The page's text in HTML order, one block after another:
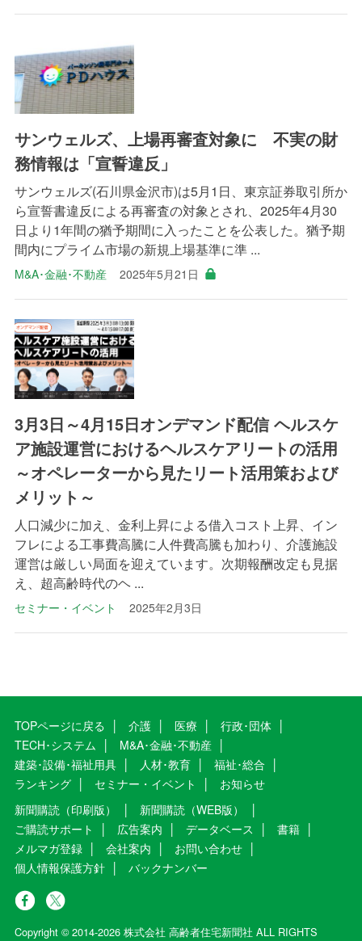
サンウェルズ、上場再審査対象に 不実の財
務情報は「宣誓違反」
サンウェルズ(石川県金沢市)は5月1日、東京証券取引所か
ら宣誓書違反による再審査の対象とされ、2025年4月30
日より1年間の猶予期間に入ったことを公表した。猶予期
間内にプライム市場の新規上場基準に準 ...
M&A･金融･不動産 2025年5月21日
3月3日～4月15日オンデマンド配信 ヘルスケ
ア施設運営におけるヘルスケアリートの活用
～オペレーターから見たリート活用策および
メリット～
人口減少に加え、金利上昇による借入コスト上昇、イン
フレによる工事費高騰に人件費高騰も加わり、介護施設
運営は厳しい局面を迎えています。次期報酬改定も見据
え、超高齢時代のヘ ...
セミナー・イベント 2025年2月3日
TOPページに戻る 介護 医療
行政･団体
TECH･システム
M&A･金融･不動産
建築･設備･福祉用具
人材･教育
福祉･総合
ランキング
セミナー・イベント
お知らせ
新聞購読（印刷版）
新聞購読（WEB版）
ご購読サポート
広告案内 データベース
書籍
メルマガ登録
会社案内
お問い合わせ
個人情報保護方針
バックナンバー
Copyright © 2014-2026 株式会社 高齢者住宅新聞社 ALL RIGHTS